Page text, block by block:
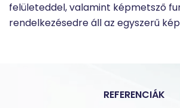
felületeddel, valamint képmetsző
rendelkezésedre áll az egyszerű
REFERENCIÁK